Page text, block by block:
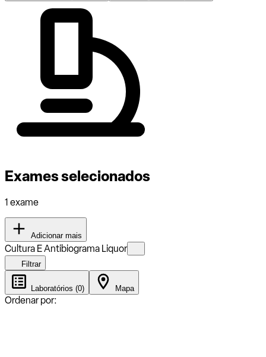
Exames selecionados
1 exame
Adicionar mais
Cultura E Antibiograma Liquor
Filtrar
Laboratórios (0) Mapa
Ordenar por: